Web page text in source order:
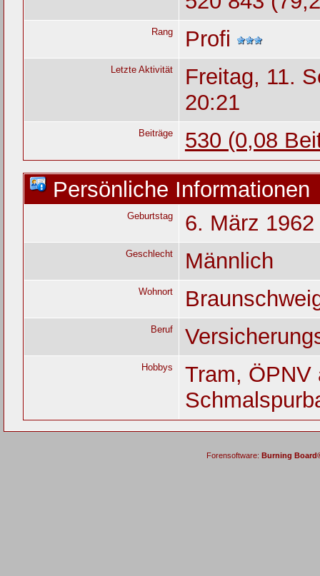
Rang Profi
Letzte Aktivität
Freitag, 11.
20:21
Beiträge
530 (0,08
Persönliche Informationen
Geburtstag 6. März 1962
Geschlecht Männlich
Wohnort
Beruf
Hobbys
Tram, ÖPNV
Forensoftware: Burning